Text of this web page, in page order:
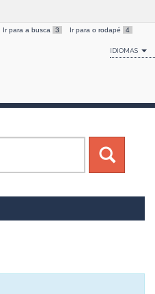
Ir para a busca 3 Ir para o rodapé 4
IDIOMAS